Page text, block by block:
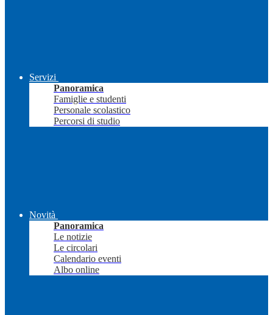
Servizi
Panoramica
Famiglie e studenti
Personale scolastico
Percorsi di studio
Novità
Panoramica
Le notizie
Le circolari
Calendario eventi
Albo online